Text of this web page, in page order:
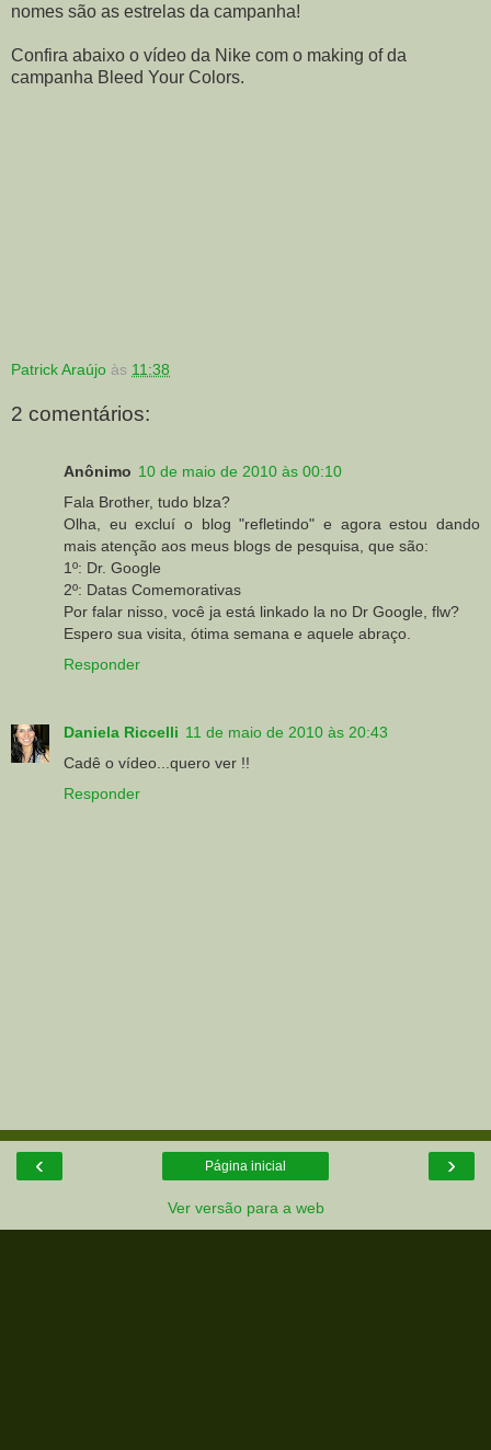
nomes são as estrelas da campanha!
Confira abaixo o vídeo da Nike com o making of da
campanha Bleed Your Colors.
Patrick Araújo às 11:38
2 comentários:
Anônimo 10 de maio de 2010 às 00:10
Fala Brother, tudo blza?
Olha, eu excluí o blog "refletindo" e agora estou dando
mais atenção aos meus blogs de pesquisa, que são:
1º: Dr. Google
2º: Datas Comemorativas
Por falar nisso, você ja está linkado la no Dr Google, flw?
Espero sua visita, ótima semana e aquele abraço.
Responder
Daniela Riccelli 11 de maio de 2010 às 20:43
Cadê o vídeo...quero ver !!
Responder
‹ ›
Página inicial
Ver versão para a web